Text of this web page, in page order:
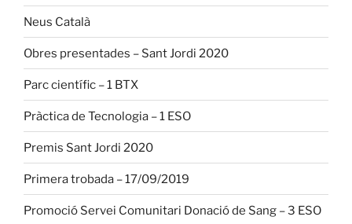
Neus Català
Obres presentades – Sant Jordi 2020
Parc científic – 1 BTX
Pràctica de Tecnologia – 1 ESO
Premis Sant Jordi 2020
Primera trobada – 17/09/2019
Promoció Servei Comunitari Donació de Sang – 3 ESO